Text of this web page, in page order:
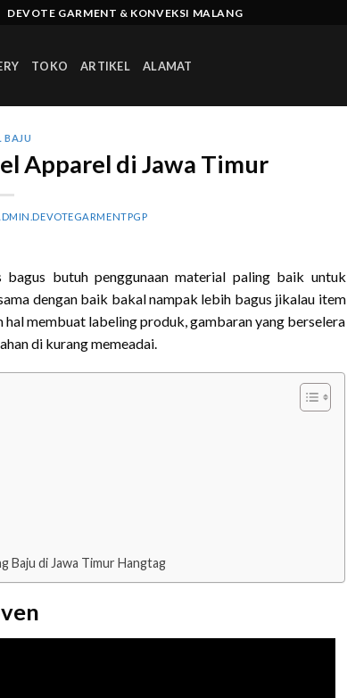
DEVOTE GARMENT & KONVEKSI MALANG
TOKO ARTIKEL ALAMAT
BAJU
Apparel di Jawa Timur
butuh penggunaan material paling baik untuk
dengan baik bakal nampak lebih bagus jikalau item
membuat labeling produk, gambaran yang berselera
di kurang memeadai.
Baju di Jawa Timur Hangtag